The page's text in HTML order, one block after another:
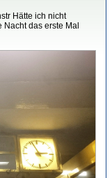
Hätte ich nicht
das erste Mal